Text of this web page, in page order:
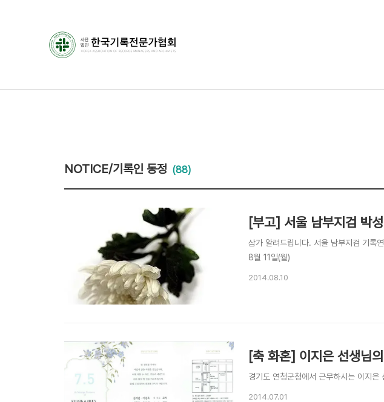
NOTICE/기록인 동정 (88)
[부고] 서울 남부지검 박
삼가 알려드립니다. 서울 남부지검 기록
8월 11일(월)
2014.08.10
[축 화혼] 이지은 선생님
경기도 연청군청에서 근무하시는 이지
2014.07.01